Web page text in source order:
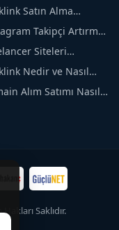
Satın Alma
Güvenli SEO İçin
Takipçi Artırma
Organik Büyüme
Siteleri
Doğru Seçim Nasıl
Nedir ve Nasıl
Etkili Yöntemler
Alım Satımı Nasıl
Saklıdır.